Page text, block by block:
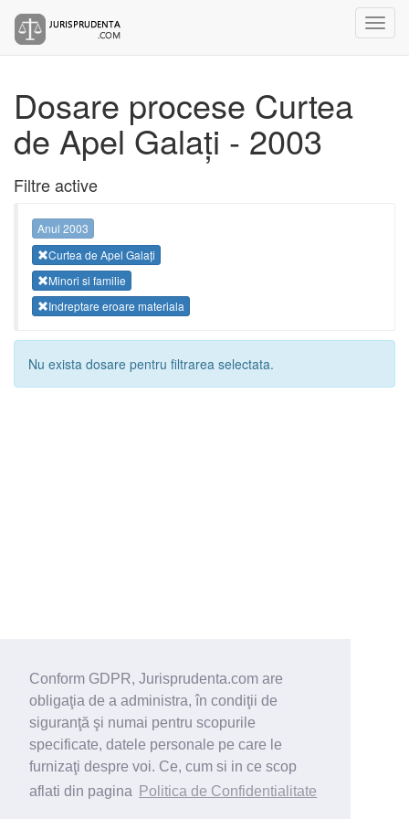
Conform GDPR, Jurisprudenta.com are
obligaţia de a administra, în condiţii de
siguranţă şi numai pentru scopurile
specificate, datele personale pe care le
furnizaţi despre voi. Ce, cum si in ce scop
aflati din pagina
Politica de Confidentialitate
Dosare procese Curtea
de Apel Galați - 2003
Filtre active
Anul 2003
Curtea de Apel Galați
Minori si familie
Indreptare eroare materiala
Nu exista dosare pentru filtrarea selectata.